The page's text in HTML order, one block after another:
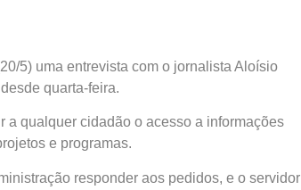
5) uma entrevista com o jornalista Aloísio
quarta-feira.
a qualquer cidadão o acesso a informações
e programas.
responder aos pedidos, e o servidor